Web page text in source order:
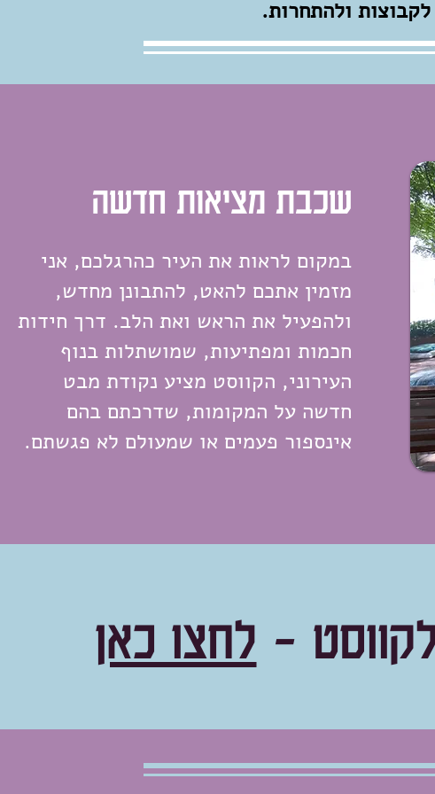
ולהתחרות.
שכבת מציאות חדשה
במקום לראות את העיר כהרגלכם, אני
מזמין אתכם להאט, להתבונן מחדש,
ולהפעיל את הראש ואת הלב. דרך חידות
חכמות ומפתיעות, שמושתלות בנוף
העירוני, הקווסט מציע נקודת מבט
חדשה על המקומות, שדרכתם בהם
אינספור פעמים או שמעולם לא פגשתם.
- לחצו כאן